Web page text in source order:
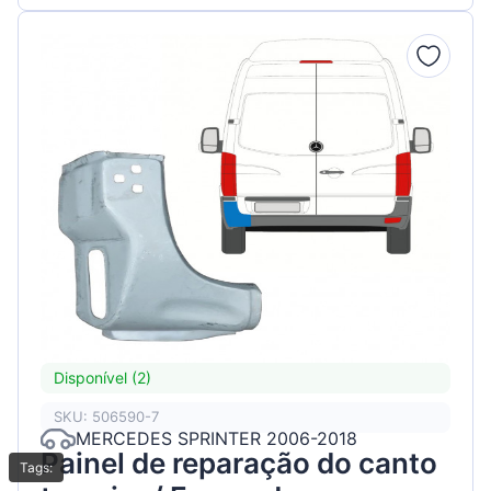
Disponível (2)
SKU: 506590-7
MERCEDES SPRINTER 2006-2018
Painel de reparação do canto
Tags: